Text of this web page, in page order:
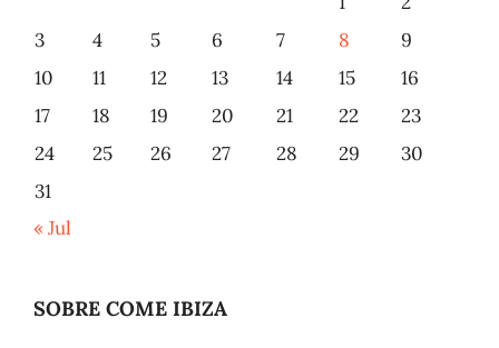
3
4 5 6 7 8
9
10
11 12 13 14 15
16
17
18 19 20 21 22
23
24
25 26 27 28 29
30
31
« Jul
SOBRE COME IBIZA